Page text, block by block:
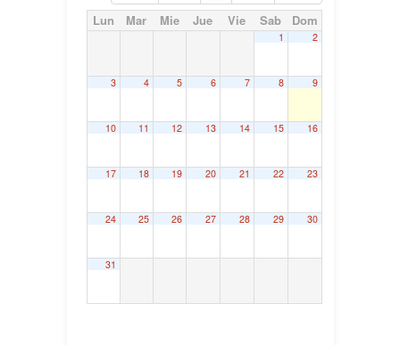
Lun Mar Mie Jue Vie Sab Dom
1 2
3 4 5 6 7 8 9
10 11 12 13 14 15 16
17 18 19 20 21 22 23
24 25 26 27 28 29 30
31